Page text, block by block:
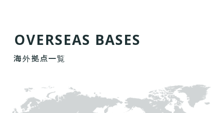
OVERSEAS BASES
海外拠点一覧